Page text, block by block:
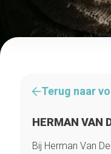
Terug naar
HERMAN VAN
Bij Herman Van